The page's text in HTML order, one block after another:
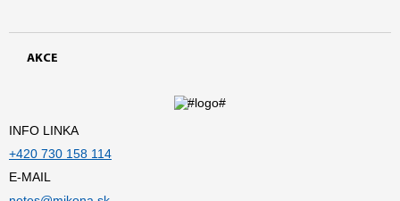
AKCE
INFO LINKA
+420 730 158 114
E-MAIL